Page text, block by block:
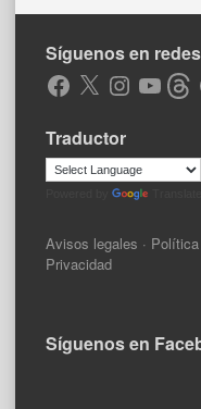
Síguenos en
Facebook
X Instagram
YouTube
Traductor
Avisos legales ·
Privacidad
Síguenos en